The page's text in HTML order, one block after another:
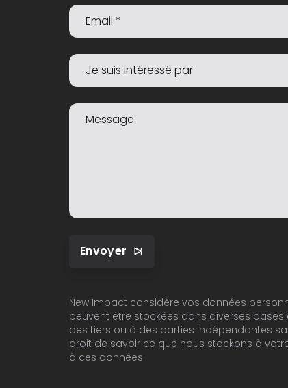
Envoyer
New Impact considère vos données
peuvent être stockées dans diverses
des tiers ou à des parties indépendantes
droit de savoir ce que nous stockons à
à ces données.